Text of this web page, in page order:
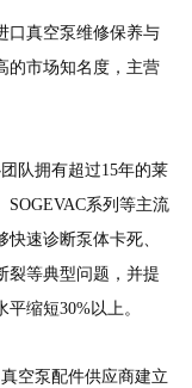
口真空泵维修保养与
的市场知名度，主营
队拥有超过15年的莱
系列等主流
速诊断泵体卡死、
裂等典型问题，并提
缩短30%以上。
空泵配件供应商建立